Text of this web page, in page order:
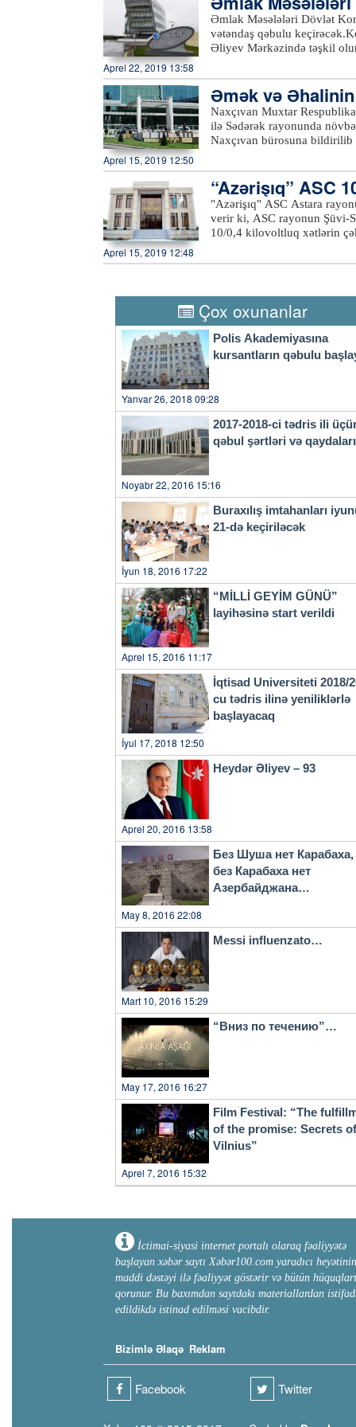
əcək
Əmlak Məsələləri Dövlət
vətəndaş qəbulu
Əliyev Mərkəzində təşkil
Komitəsi fəaliyyət prinsipinə
çevik olaraq cavablandırır.
Qəbul zamanı komitənin
dövlət əmlakının
kimi müraciətlərə
müəyyənləşdirilməsi, ünvan
Aprel 22, 2019 13:58
Əmək və
ığı ilə…
Naxçıvan Muxtar
ilə Sədərək rayonunda
Naxçıvan bürosuna
Bildirib ki, “2016-2020-ci
artırılması üzrə Dövlət
respublikada yeni iş
yüksəldilməsinə öz
Hüseynov vurğulayıb ki,
fəallığın yüksəldilməsi
çıxarıldığı tədbirdə 13
Aprel 15, 2019 12:50
“Azərişıq” ASC
"Azərişıq" ASC Astara
verir ki, ASC rayonun Şüvi-
10/0,4 kilovoltluq xətlərin
Aprel 15, 2019 12:48
Çox oxunanlar
Polis Akademiyasına
kursantların qəbulu
Yanvar 26, 2018 09:28
2017-2018-ci tədris ili
qəbul şərtləri və
Noyabr 22, 2016 15:16
Buraxılış imtahanları
21-də keçiriləcək
İyun 18, 2016 17:22
“MİLLİ GEYİM GÜNÜ”
layihəsinə start verildi
Aprel 15, 2016 11:17
İqtisad Universiteti 2018/
cu tədris ilinə yeniliklərlə
başlayacaq
İyul 17, 2018 12:50
Heydər Əliyev – 93
Aprel 20, 2016 13:58
Без Шуша нет Карабаха,
без Карабаха нет
Азербайджана…
May 8, 2016 22:08
Messi influenzato…
Mart 10, 2016 15:29
“Вниз по течению”…
May 17, 2016 16:27
Film Festival: “The
of the promise: Secrets of
Vilnius”
Aprel 7, 2016 15:32
İctimai-siyasi internet portalı olaraq fəaliyyətə
başlayan xəbər saytı Xəbər100.com yaradıcı heyətinin
maddi dəstəyi ilə fəaliyyət göstərir və bütün hüquqları
qorunur. Bu baxımdan saytdakı materiallardan
edildikdə istinad edilməsi vacibdir.
Bizimlə Əlaqə Reklam
Facebook Twitter